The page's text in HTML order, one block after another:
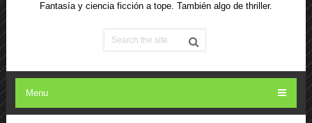
Fantasía y ciencia ficción a tope. También algo de thriller.
Menu